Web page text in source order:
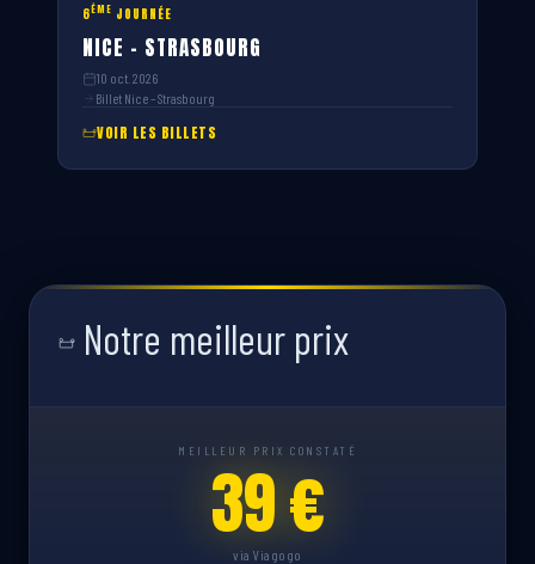
6ÈME JOURNÉE
NICE – STRASBOURG
10 oct. 2026
Billet Nice – Strasbourg
VOIR LES BILLETS
Notre meilleur prix
MEILLEUR PRIX CONSTATÉ
39 €
via Viagogo